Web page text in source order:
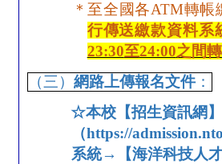
＊至全國各ATM轉帳
行傳送繳款資料系
23:30至24:00之間
（三）網路上傳報名文件 ：
☆本校【招生資訊網】
（https://
系統→【海洋科技人